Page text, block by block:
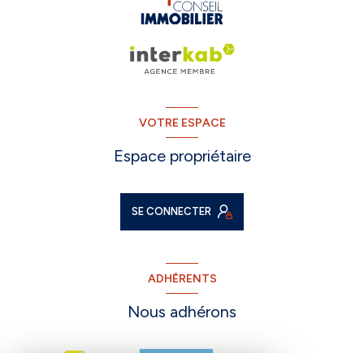
VOTRE ESPACE
Espace propriétaire
SE CONNECTER
ADHÉRENTS
Nous adhérons